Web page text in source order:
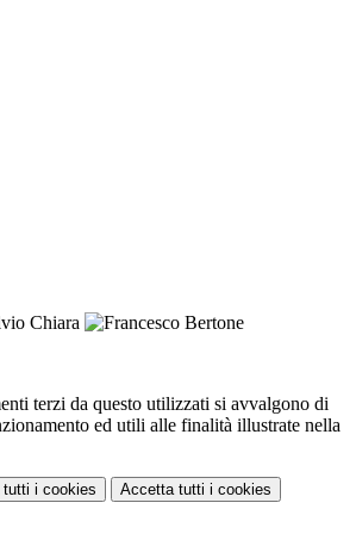
terzi da questo utilizzati si avvalgono di
ed utili alle finalità illustrate nella
tutti i cookies Accetta tutti i cookies